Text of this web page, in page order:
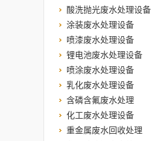
酸洗抛光废水处理设备
涂装废水处理设备
喷漆废水处理设备
锂电池废水处理设备
喷涂废水处理设备
乳化废水处理设备
含磷含氟废水处理
化工废水处理设备
重金属废水回收处理